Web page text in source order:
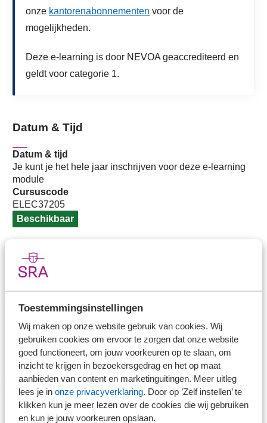
Toestemmingsinstellingen
Wij maken op onze website gebruik van cookies. Wij
gebruiken cookies om ervoor te zorgen dat onze website
goed functioneert, om jouw voorkeuren op te slaan, om
inzicht te krijgen in bezoekersgedrag en het op maat
aanbieden van content en marketinguitingen. Meer uitleg
lees je in onze privacyverklaring. Door op ’Zelf instellen’ te
klikken kun je meer lezen over de cookies die wij gebruiken
en kun je jouw voorkeuren opslaan.
onze kantorenabonnementen voor de
mogelijkheden.
Deze e-learning is door NEVOA geaccrediteerd en
geldt voor categorie 1.
Datum & Tijd
Datum & tijd
Je kunt je het hele jaar inschrijven voor deze e-learning
module
Cursuscode
ELEC37205
Beschikbaar
Auteur(s)
Mr. Emile Klomp
Mr. Emile Klompis fiscaal jurist en
verbonden aan Bakertilly
mr. Marco Bik
mr. Marco Bik is partner bij Jongbloed